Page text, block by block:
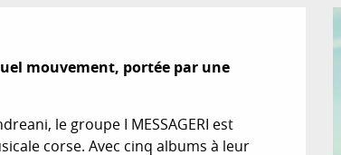
mouvement, portée par une
le groupe I MESSAGERI est
corse. Avec cinq albums à leur